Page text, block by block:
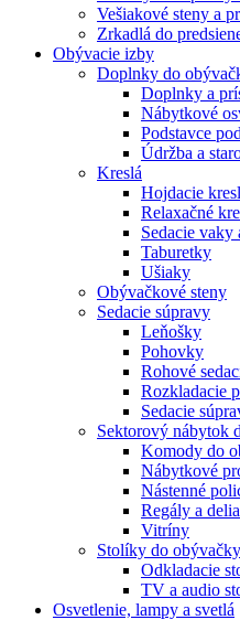
Vešiakové steny a
Zrkadlá do
Obývacie izby
Doplnky do
Doplnky a
Nábytkové
Podstavce
Údržba a
Kreslá
Hojdacie
Relaxačné
Sedacie vaky
Taburetky
Ušiaky
Obývačkové steny
Sedacie súpravy
Leňošky
Pohovky
Rohové
Rozkladacie
Sedacie
Sektorový nábytok
Komody do
Nábytkové
Nástenné
Regály a
Vitríny
Stolíky do obývačky
Odkladacie
TV a audio
Osvetlenie, lampy a svetlá